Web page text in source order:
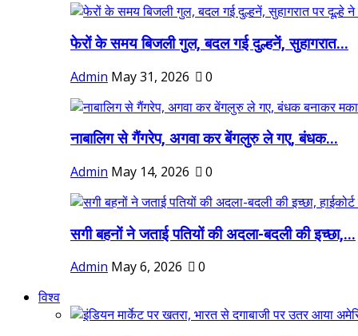
फेरों के समय बिजली गुल, बदल गई दुल्हनें, सुहागरात...
Admin May 31, 2026 0
नाबालिग से गैंगरेप, अगवा कर बेंगलुरु ले गए, बंधक...
Admin May 14, 2026 0
सगी बहनों ने जताई पतियों की अदला-बदली की इच्छा,...
Admin May 6, 2026
0
विश्व